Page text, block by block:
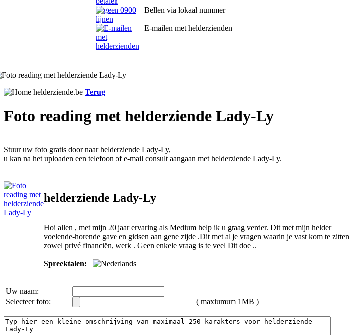
Bellen via lokaal nummer
E-mailen met helderzienden
Terug
Foto reading met helderziende Lady-Ly
Stuur uw foto gratis door naar helderziende Lady-Ly,
u kan na het uploaden een telefoon of e-mail consult aangaan met helderziende Lady-Ly.
helderziende Lady-Ly
Hoi allen , met mijn 20 jaar ervaring als Medium help ik u graag verder. Dit met mijn helder
voelende-horende gave en gidsen aan gene zijde .Dit met al je vragen waarin je vast kom te zitten
zowel privé financiën, werk . Geen enkele vraag is te veel Dit doe ..
Spreektalen:
Uw naam:
Selecteer foto:
( maxiumum 1MB )